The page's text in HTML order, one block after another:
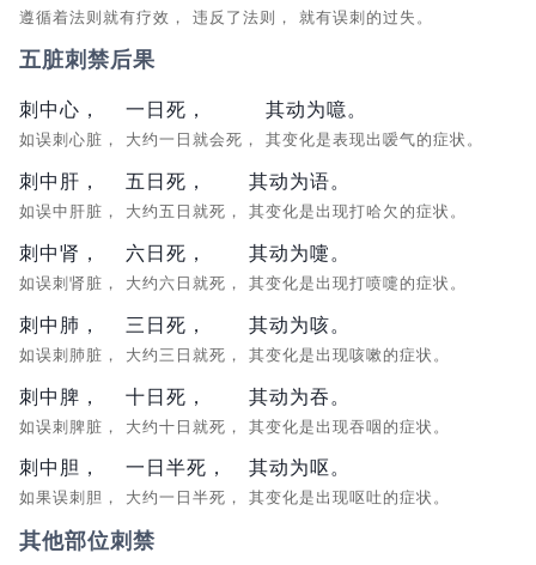
遵循着法则就有疗效， 违反了法则， 就有误刺的过失。
五脏刺禁后果
刺中心，
如误刺心脏，
一日死，
大约一日就会死，
其动为噫。
其变化是表现出嗳气的症状。
刺中肝，
如误中肝脏，
五日死，
大约五日就死，
其动为语。
其变化是出现打哈欠的症状。
刺中肾，
如误刺肾脏，
六日死，
大约六日就死，
其动为嚏。
其变化是出现打喷嚏的症状。
刺中肺，
如误刺肺脏，
三日死，
大约三日就死，
其动为咳。
其变化是出现咳嗽的症状。
刺中脾，
如误刺脾脏，
十日死，
大约十日就死，
其动为吞。
其变化是出现吞咽的症状。
刺中胆，
如果误刺胆，
一日半死，
大约一日半死，
其动为呕。
其变化是出现呕吐的症状。
其他部位刺禁